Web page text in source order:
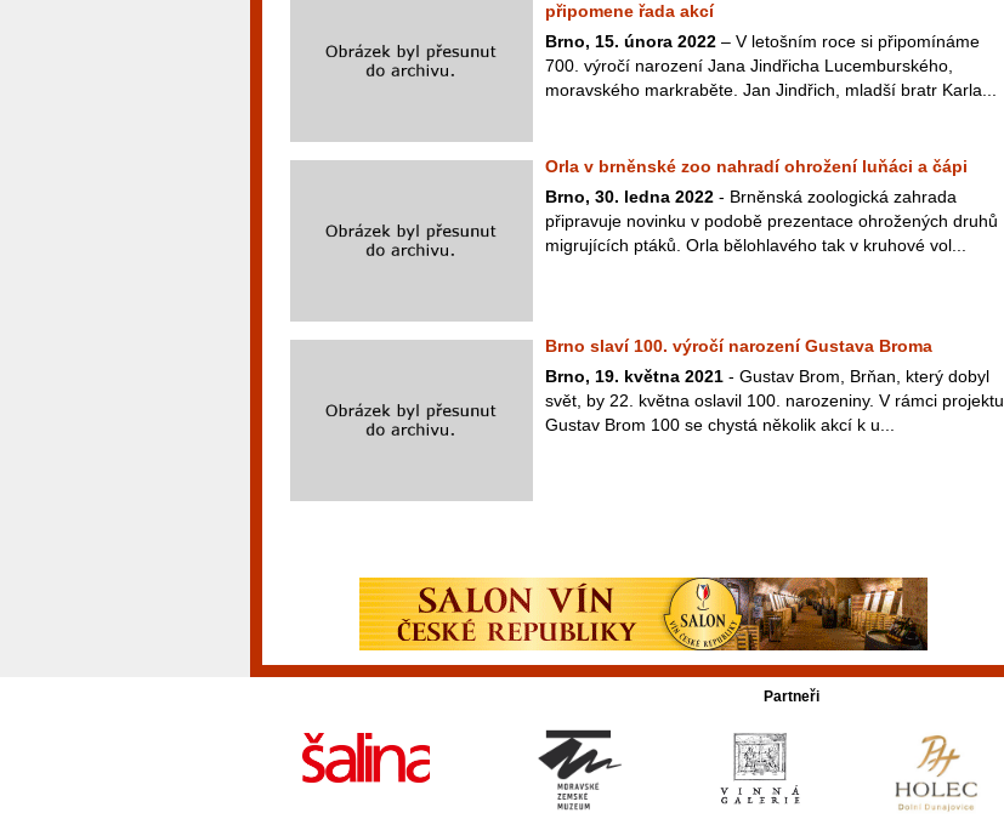
připomene řada akcí
Brno, 15. února 2022 – V letošním roce si připomínáme
700. výročí narození Jana Jindřicha Lucemburského,
moravského markraběte. Jan Jindřich, mladší bratr Karla...
Orla v brněnské zoo nahradí ohrožení luňáci a čápi
Brno, 30. ledna 2022 - Brněnská zoologická zahrada
připravuje novinku v podobě prezentace ohrožených druhů
migrujících ptáků. Orla bělohlavého tak v kruhové vol...
Brno slaví 100. výročí narození Gustava Broma
Brno, 19. května 2021 - Gustav Brom, Brňan, který dobyl
svět, by 22. května oslavil 100. narozeniny. V rámci projektu
Gustav Brom 100 se chystá několik akcí k u...
Partneři